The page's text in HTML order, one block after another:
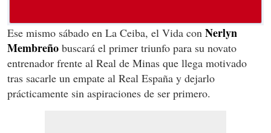
Ese mismo sábado en La Ceiba, el Vida con Nerlyn
Membreño buscará el primer triunfo para su novato
entrenador frente al Real de Minas que llega motivado
tras sacarle un empate al Real España y dejarlo
prácticamente sin aspiraciones de ser primero.